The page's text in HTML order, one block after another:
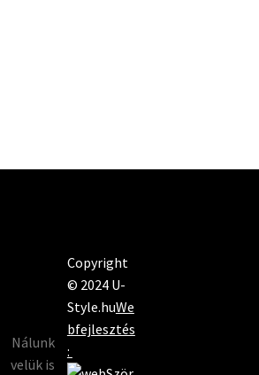
Nálunk
velük is
Copyright
© 2024 U-
Style.huWe
bfejlesztés
: